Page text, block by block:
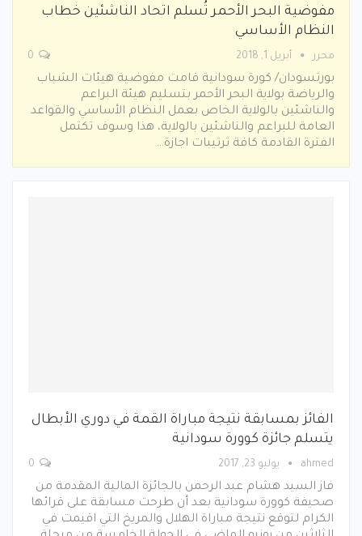
مفوضية البحر الأحمر تُسلم اتحاد الناشئين خطاب
النظام الأساسي
محرر أبريل 1, 2018
بورتسودان/ كورة سودانية قامت مفوضية هيئات الشباب
والرياضة بولاية البحر الأحمر بتسليم هيئة البراعم
والناشئين بالولاية الخاص بعمل النظام الأساسي والقواعد
العامة للبراعم والناشئين بالولاية، هذا وسوف تكتمل
الفترة القادمة كافة ترتيبات اجازة…
الفائز بمسابقة نتيجة مباراة القمة في دوري الأبطال
يتسلم جائزة كوورة سودانية
ahmed يوليو 23, 2017
فاز السيد هشام عبد الرحمن بالجائزة المالية المقدمة من
صحيفة كوورة سودانية بعد أن طرحت مسابقة على قرائها
الكرام لتوقع نتيجة مباراة الهلال والمريخ التي اقيمت في